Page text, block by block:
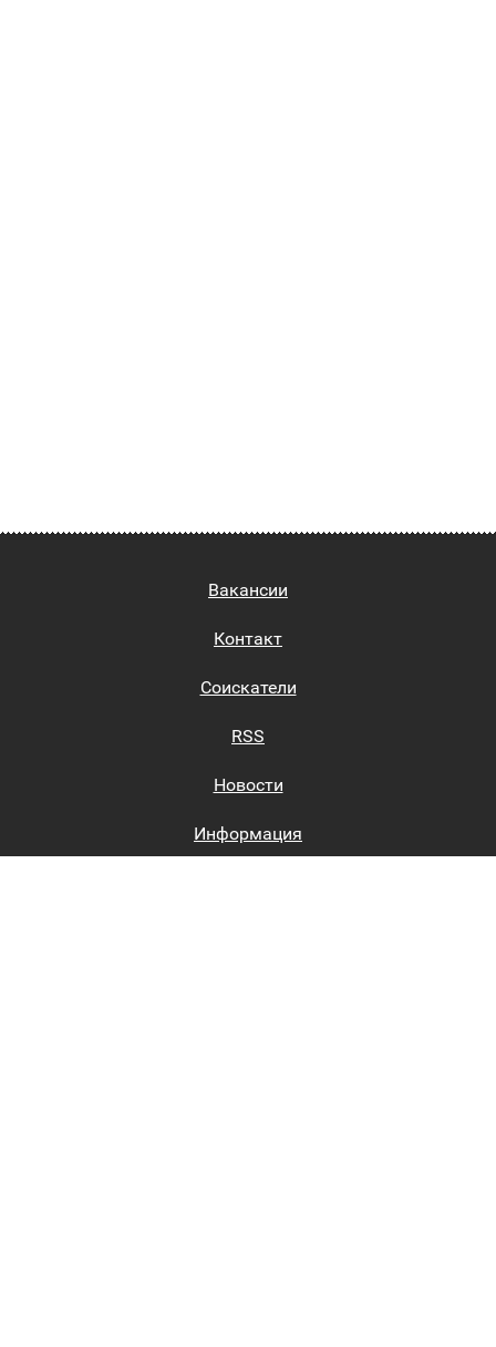
Вакансии
Контакт
Соискатели
RSS
Новости
Информация